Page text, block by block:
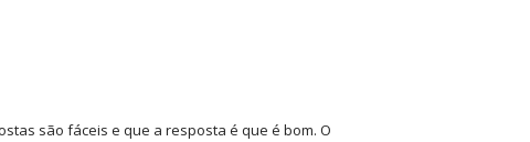
são fáceis e que a resposta é que é bom. O